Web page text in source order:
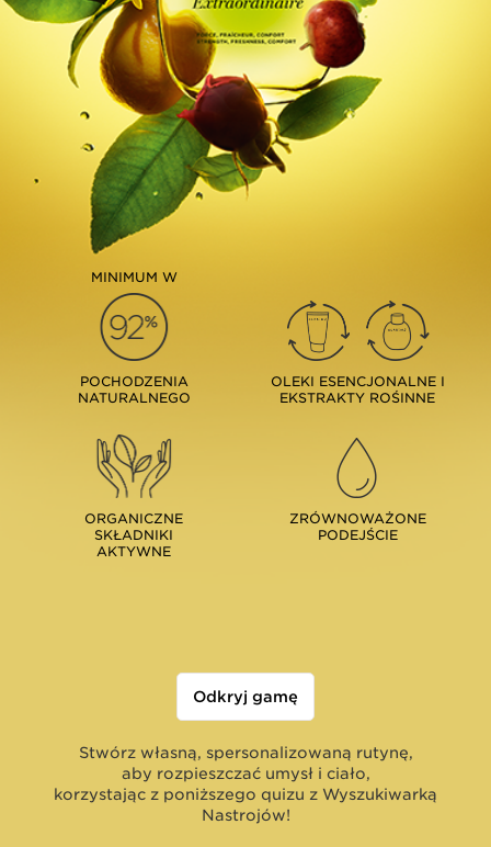
Odkryj gamę
Stwórz własną, spersonalizowaną rutynę,
aby rozpieszczać umysł i ciało,
korzystając z poniższego quizu z Wyszukiwarką
Nastrojów!
MINIMUM W
POCHODZENIA
NATURALNEGO
OLEKI ESENCJONALNE I
EKSTRAKTY ROŚINNE
ORGANICZNE
SKŁADNIKI
AKTYWNE
ZRÓWNOWAŻONE
PODEJŚCIE